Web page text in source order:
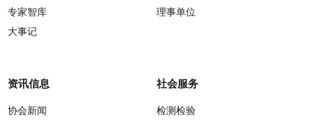
专家智库
大事记
理事单位
资讯信息
协会新闻
社会服务
检测检验